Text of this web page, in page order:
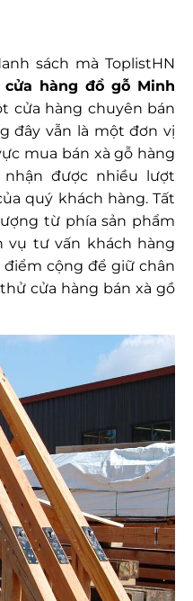
sách mà ToplistHN
cửa hàng đồ gỗ Minh
cửa hàng chuyên bán
đây vẫn là một đơn vị
mua bán xà gỗ hàng
được nhiều lượt
quý khách hàng. Tất
từ phía sản phẩm
vụ tư vấn khách hàng
cộng để giữ chân
cửa hàng bán xà gồ